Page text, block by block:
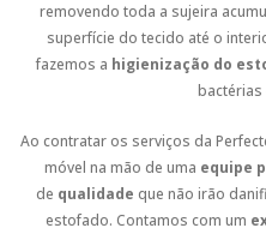
removendo toda a sujeira
superfície do tecido até o
fazemos a higienização do
bactérias
Ao contratar os serviços da
móvel na mão de uma equipe
de qualidade que não irão
estofado. Contamos com um